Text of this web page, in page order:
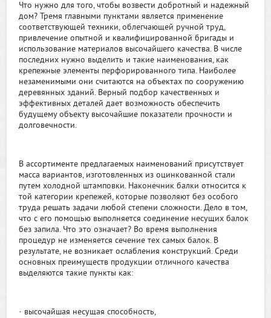
Что нужно для того, чтобы возвести добротный и надежный
дом? Тремя главными пунктами является применение
соответствующей техники, облегчающей ручной труд,
привлечение опытной и квалифицированной бригады и
использование материалов высочайшего качества. В числе
последних нужно выделить и такие наименования, как
крепежные элементы перфорированного типа. Наиболее
незаменимыми они считаются на объектах по сооружению
деревянных зданий. Верный подбор качественных и
эффективных деталей дает возможность обеспечить
будущему объекту высочайшие показатели прочности и
долговечности.
В ассортименте предлагаемых наименований присутствует
масса вариантов, изготовленных из оцинкованной стали
путем холодной штамповки. Наконечник балки относится к
той категории крепежей, которые позволяют без особого
труда решать задачи любой степени сложности. Дело в том,
что с его помощью выполняется соединение несущих балок
без запила. Что это означает? Во время выполнения
процедур не изменяется сечение тех самых балок. В
результате, не возникает ослабления конструкций. Среди
основных преимуществ продукции отличного качества
выделяются такие пункты как:
· высочайшая несущая способность,